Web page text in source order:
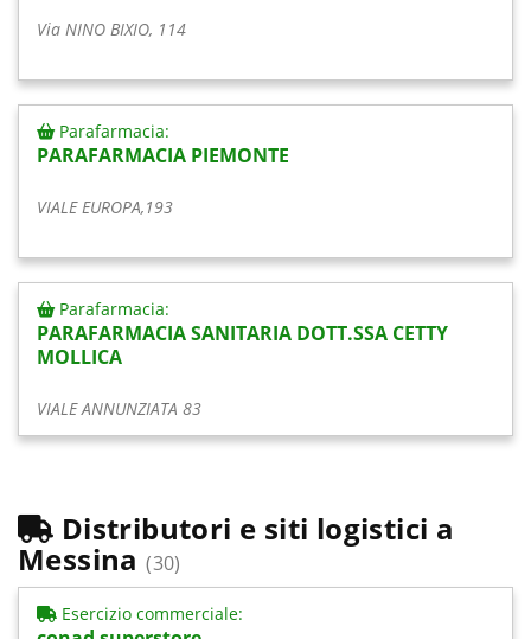
Via NINO BIXIO, 114
Parafarmacia:
PARAFARMACIA PIEMONTE
VIALE EUROPA,193
Parafarmacia:
PARAFARMACIA SANITARIA DOTT.SSA CETTY
MOLLICA
VIALE ANNUNZIATA 83
Distributori e siti logistici a
Messina (30)
Esercizio commerciale: